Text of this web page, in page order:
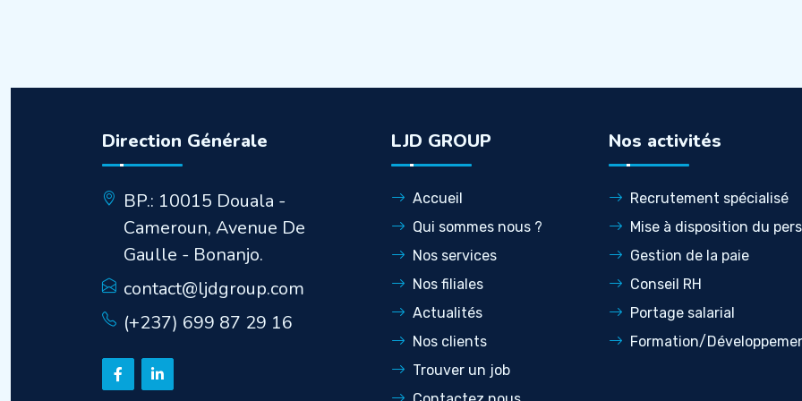
Direction Générale
BP.: 10015 Douala -
Cameroun, Avenue De
Gaulle - Bonanjo.
contact@ljdgroup.com
(+237) 699 87 29 16
LJD GROUP
Accueil
Qui sommes nous ?
Nos services
Nos filiales
Actualités
Nos clients
Trouver un job
Nos activités
Recrutement spécialisé
Mise à disposition du
Gestion de la paie
Conseil RH
Portage salarial
Formation/